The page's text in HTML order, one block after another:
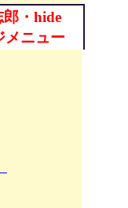
・hide
メニュー